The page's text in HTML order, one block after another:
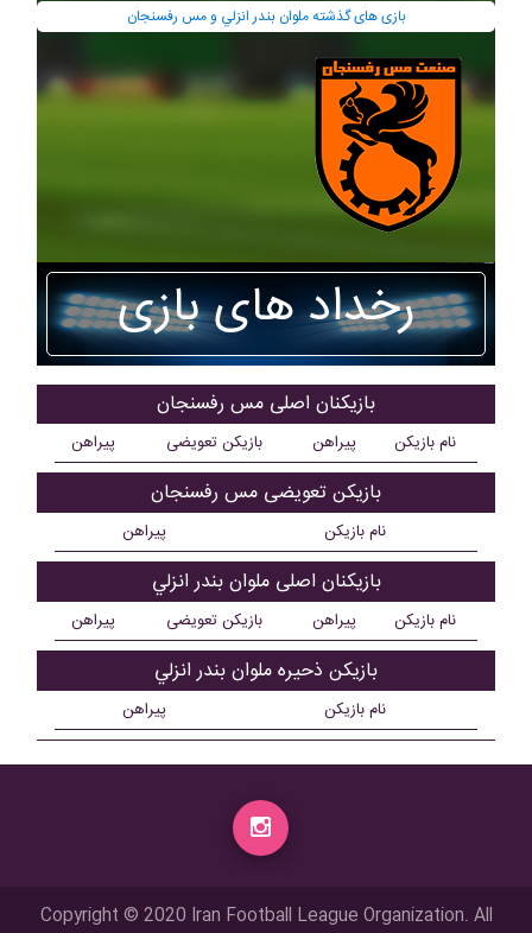
بازی های گذشته ملوان بندر انزلي و مس رفسنجان
رخداد های بازی
بازیکنان اصلی مس رفسنجان
نام بازیکن پیراهن بازیکن تعویضی پیراهن
بازیکن تعویضی مس رفسنجان
نام بازیکن پیراهن
بازیکنان اصلی ملوان بندر انزلي
نام بازیکن پیراهن بازیکن تعویضی پیراهن
بازیکن ذحیره ملوان بندر انزلي
نام بازیکن پیراهن
Copyright © 2020 Iran Football League Organization. All